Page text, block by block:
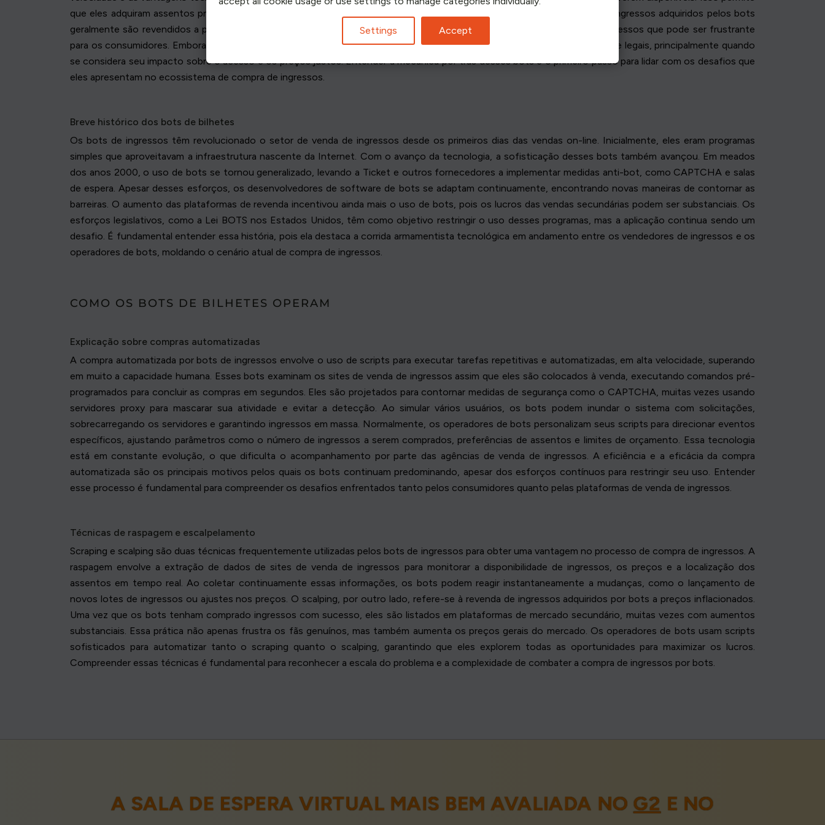
que eles adquiram assentos premium, deixando menos opções para os verdadeiros fãs que esperam em filas virtuais. Os ingressos adquiridos pelos bots
geralmente são revendidos a preços significativamente mais altos, criando um mercado secundário para cambistas de ingressos que pode ser frustrante
para os consumidores. Embora alguns argumentem que os bots são apenas ferramentas, seu uso levanta questões éticas e legais, principalmente quando
se considera seu impacto sobre o acesso e os preços justos. Entender a mecânica por trás desses bots é o primeiro passo para lidar com os desafios que
eles apresentam no ecossistema de compra de ingressos.
Breve histórico dos bots de bilhetes
Os bots de ingressos têm revolucionado o setor de venda de ingressos desde os primeiros dias das vendas on-line. Inicialmente, eles eram programas
simples que aproveitavam a infraestrutura nascente da Internet. Com o avanço da tecnologia, a sofisticação desses bots também avançou. Em meados
dos anos 2000, o uso de bots se tornou generalizado, levando a Ticket e outros fornecedores a implementar medidas anti-bot, como CAPTCHA e salas
de espera. Apesar desses esforços, os desenvolvedores de software de bots se adaptam continuamente, encontrando novas maneiras de contornar as
barreiras. O aumento das plataformas de revenda incentivou ainda mais o uso de bots, pois os lucros das vendas secundárias podem ser substanciais. Os
esforços legislativos, como a Lei BOTS nos Estados Unidos, têm como objetivo restringir o uso desses programas, mas a aplicação continua sendo um
desafio. É fundamental entender essa história, pois ela destaca a corrida armamentista tecnológica em andamento entre os vendedores de ingressos e os
operadores de bots, moldando o cenário atual de compra de ingressos.
COMO OS BOTS DE BILHETES OPERAM
Explicação sobre compras automatizadas
A compra automatizada por bots de ingressos envolve o uso de scripts para executar tarefas repetitivas e automatizadas, em alta velocidade, superando
em muito a capacidade humana. Esses bots examinam os sites de venda de ingressos assim que eles são colocados à venda, executando comandos pré-
programados para concluir as compras em segundos. Eles são projetados para contornar medidas de segurança como o CAPTCHA, muitas vezes usando
servidores proxy para mascarar sua atividade e evitar a detecção. Ao simular vários usuários, os bots podem inundar o sistema com solicitações,
sobrecarregando os servidores e garantindo ingressos em massa. Normalmente, os operadores de bots personalizam seus scripts para direcionar eventos
específicos, ajustando parâmetros como o número de ingressos a serem comprados, preferências de assentos e limites de orçamento. Essa tecnologia
está em constante evolução, o que dificulta o acompanhamento por parte das agências de venda de ingressos. A eficiência e a eficácia da compra
automatizada são os principais motivos pelos quais os bots continuam predominando, apesar dos esforços contínuos para restringir seu uso. Entender
esse processo é fundamental para compreender os desafios enfrentados tanto pelos consumidores quanto pelas plataformas de venda de ingressos.
Técnicas de raspagem e escalpelamento
Scraping e scalping são duas técnicas frequentemente utilizadas pelos bots de ingressos para obter uma vantagem no processo de compra de ingressos. A
raspagem envolve a extração de dados de sites de venda de ingressos para monitorar a disponibilidade de ingressos, os preços e a localização dos
assentos em tempo real. Ao coletar continuamente essas informações, os bots podem reagir instantaneamente a mudanças, como o lançamento de
novos lotes de ingressos ou ajustes nos preços. O scalping, por outro lado, refere-se à revenda de ingressos adquiridos por bots a preços inflacionados.
Uma vez que os bots tenham comprado ingressos com sucesso, eles são listados em plataformas de mercado secundário, muitas vezes com aumentos
substanciais. Essa prática não apenas frustra os fãs genuínos, mas também aumenta os preços gerais do mercado. Os operadores de bots usam scripts
sofisticados para automatizar tanto o scraping quanto o scalping, garantindo que eles explorem todas as oportunidades para maximizar os lucros.
Compreender essas técnicas é fundamental para reconhecer a escala do problema e a complexidade de combater a compra de ingressos por bots.
A SALA DE ESPERA VIRTUAL MAIS BEM AVALIADA NO G2E NO
Settings Accept